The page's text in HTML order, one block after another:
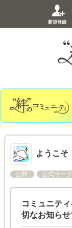
新規登録
ようこそ
公開 公式サー
コミュニテ
切なお知らせ